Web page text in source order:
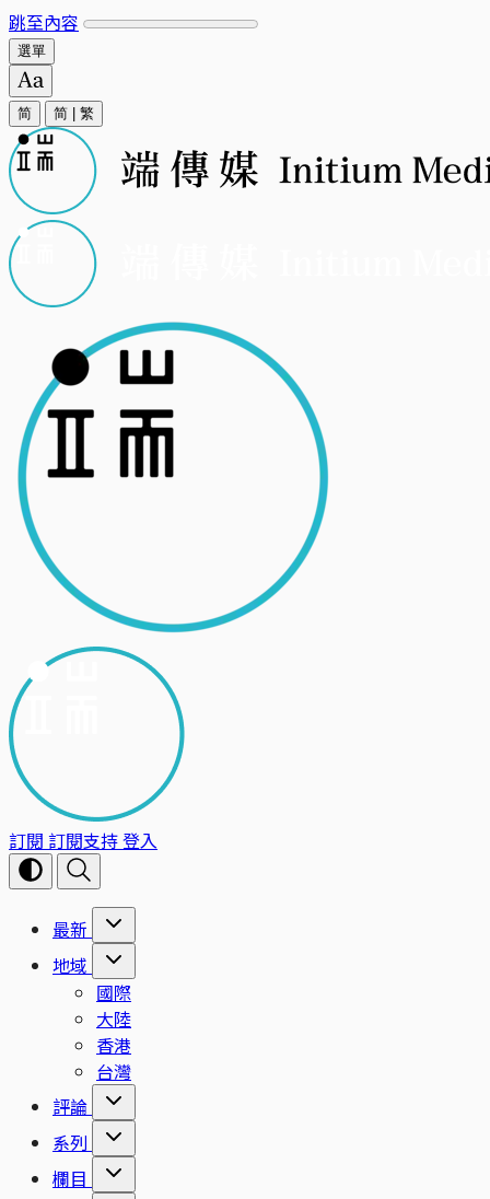
跳至內容
選單
简 简 繁
訂閱 訂閱支持登入
最新
地域
國際
大陸
香港
台灣
評論
系列
欄目